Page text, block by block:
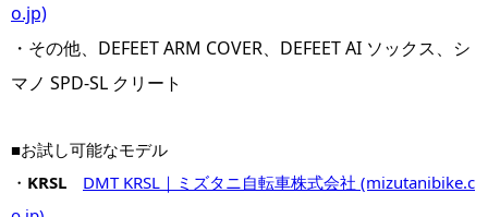
o.jp)
・その他、DEFEET ARM COVER、DEFEET AI ソックス、シ
マノ SPD-SL クリート
■お試し可能なモデル
・ KRSL
DMT KRSL｜ミズタニ自転車株式会社 (mizutanibike.c